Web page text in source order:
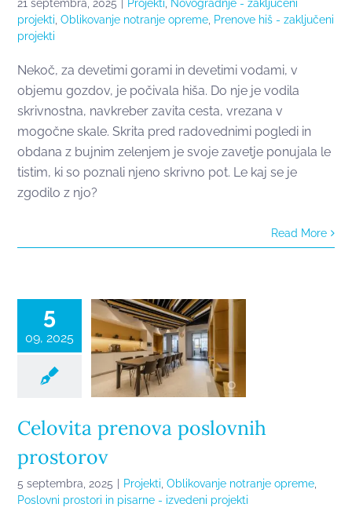
21 septembra, 2025 Projekti, Novogradnje - zaključeni
projekti,Oblikovanje notranje opreme, Prenove hiš - zaključeni
projekti
Nekoč, za devetimi gorami in devetimi vodami, v
objemu gozdov, je počivala hiša. Do nje je vodila
skrivnostna, navkreber zavita cesta, vrezana v
mogočne skale. Skrita pred radovednimi pogledi in
obdana z bujnim zelenjem je svoje zavetje ponujala le
tistim, ki so poznali njeno skrivno pot. Le kaj se je
zgodilo z njo?
Read More
5
09, 2025
prostorov
Celovita prenova poslovnih
prostorov
5 septembra, 2025 Projekti,Oblikovanje notranje opreme,
Poslovni prostori in pisarne - izvedeni projekti